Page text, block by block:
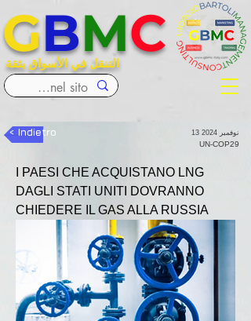
التنقل في الأسواق بثقة
GBMC
< Indietro 13 نوفمبر 2024
UN-COP29
I PAESI CHE ACQUISTANO LNG
DAGLI STATI UNITI DOVRANNO
CHIEDERE IL GAS ALLA RUSSIA